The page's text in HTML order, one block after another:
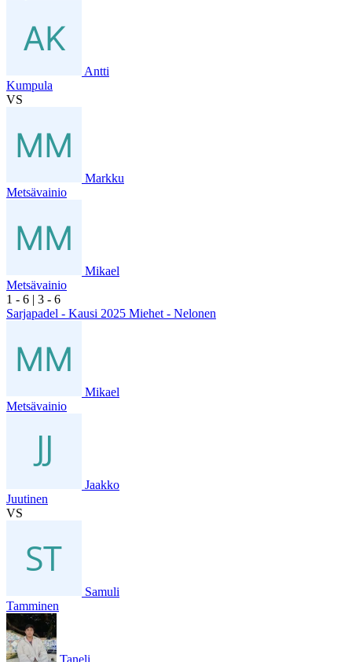
Antti
Kumpula
VS
Markku
Metsävainio
Mikael
Metsävainio
1 - 6 | 3 - 6
Sarjapadel - Kausi 2025 Miehet - Nelonen
Mikael
Metsävainio
Jaakko
Juutinen
VS
Samuli
Tamminen
Taneli